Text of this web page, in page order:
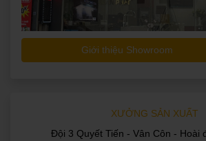
Giới thiệu Showroom
XƯỞNG SẢN XUẤT
Đội 3 Quyết Tiến - Vân Côn - Hoài